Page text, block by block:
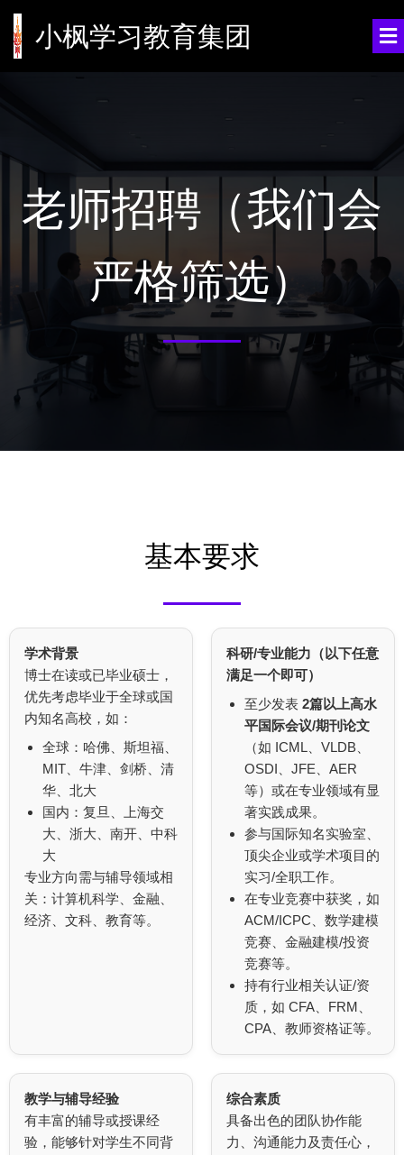
小枫学习教育集团
老师招聘（我们会
严格筛选）
基本要求
学术背景
博士在读或已毕业硕士，
优先考虑毕业于全球或国
内知名高校，如：
全球：哈佛、斯坦福、
MIT、牛津、剑桥、清
华、北大
国内：复旦、上海交
大、浙大、南开、中科
大
专业方向需与辅导领域相
关：计算机科学、金融、
经济、文科、教育等。
科研/专业能力（以下任意
满足一个即可）
至少发表 2篇以上高水
平国际会议/期刊论文
（如 ICML、VLDB、
OSDI、JFE、AER
等）或在专业领域有显
著实践成果。
参与国际知名实验室、
顶尖企业或学术项目的
实习/全职工作。
在专业竞赛中获奖，如
ACM/ICPC、数学建模
竞赛、金融建模/投资
竞赛等。
持有行业相关认证/资
质，如 CFA、FRM、
CPA、教师资格证等。
教学与辅导经验
有丰富的辅导或授课经
验，能够针对学生不同背
综合素质
具备出色的团队协作能
力、沟通能力及责任心，